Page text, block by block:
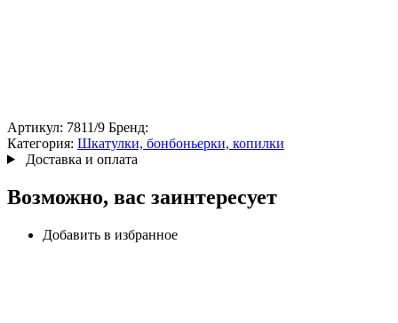
Артикул: 7811/9 Бренд:
Категория: Шкатулки, бонбоньерки, копилки
Доставка и оплата
Возможно, вас заинтересует
Добавить в избранное